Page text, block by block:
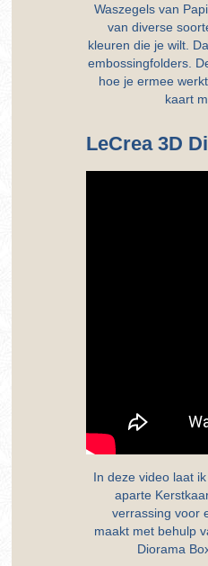
Waszegels van
van diverse
kleuren die je wilt.
embossingfolders.
hoe je ermee
kaart
LeCrea 3D
In deze video laat
aparte
verrassing voor
maakt met behulp
Diorama